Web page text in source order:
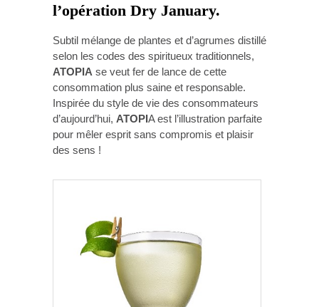
l’opération Dry January.
Subtil mélange de plantes et d’agrumes distillé
selon les codes des spiritueux traditionnels,
ATOPIA se veut fer de lance de cette
consommation plus saine et responsable.
Inspirée du style de vie des consommateurs
d’aujourd’hui, ATOPIA est l’illustration parfaite
pour mêler esprit sans compromis et plaisir
des sens !